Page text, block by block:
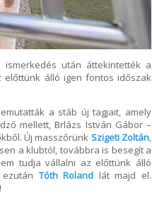
után áttekintették a
előttünk álló igen fontos időszak
a stáb új tagjait, amely
mellett, Brlázs István Gábor –
Új masszőrünk Szigeti Zoltán,
a klubtól, továbbra is besegít a
tudja vállalni az előttünk álló
Tóth Roland lát majd el.